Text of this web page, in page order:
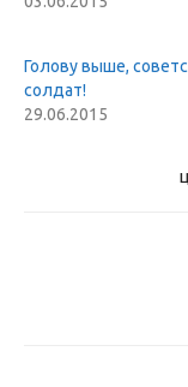
Голову выше,
солдат!
29.06.2015